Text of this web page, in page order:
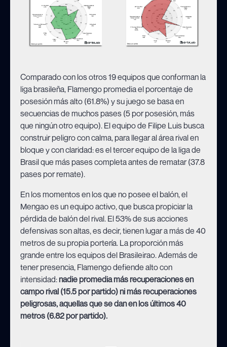
Comparado con los otros 19 equipos que conforman la
liga brasileña, Flamengo promedia el porcentaje de
posesión más alto (61.8%) y su juego se basa en
secuencias de muchos pases (5 por posesión, más
que ningún otro equipo). El equipo de Filipe Luis busca
construir peligro con calma, para llegar al área rival en
bloque y con claridad: es el tercer equipo de la liga de
Brasil que más pases completa antes de rematar (37.8
pases por remate).
En los momentos en los que no posee el balón, el
Mengao es un equipo activo, que busca propiciar la
pérdida de balón del rival. El 53% de sus acciones
defensivas son altas, es decir, tienen lugar a más de 40
metros de su propia portería. La proporción más
grande entre los equipos del Brasileirao. Además de
tener presencia, Flamengo defiende alto con
intensidad: nadie promedia más recuperaciones en
campo rival (15.5 por partido) ni más recuperaciones
peligrosas, aquellas que se dan en los últimos 40
metros (6.82 por partido).